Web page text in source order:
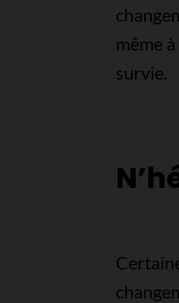
même
survie.